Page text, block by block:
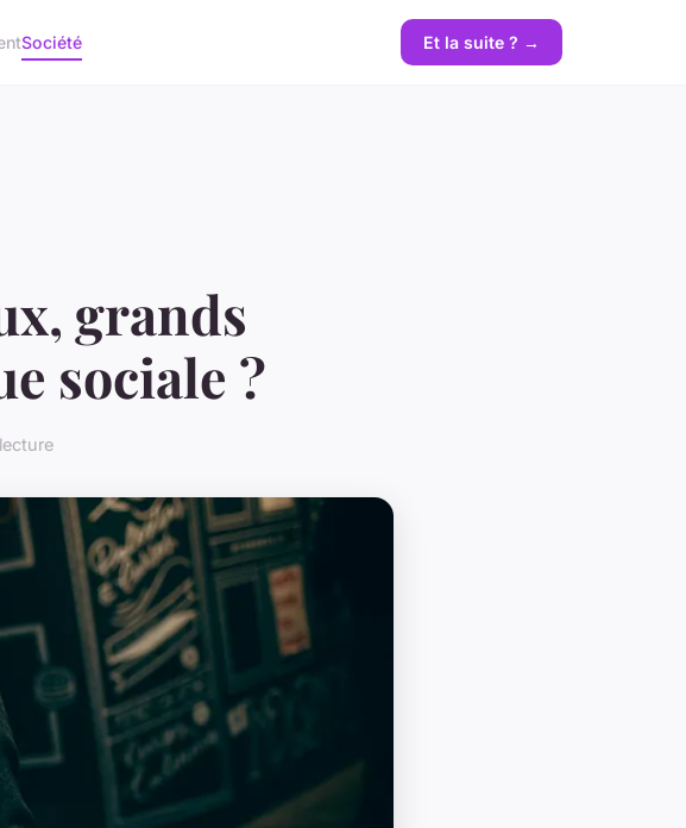
Société Et la suite ? →
grands
sociale ?